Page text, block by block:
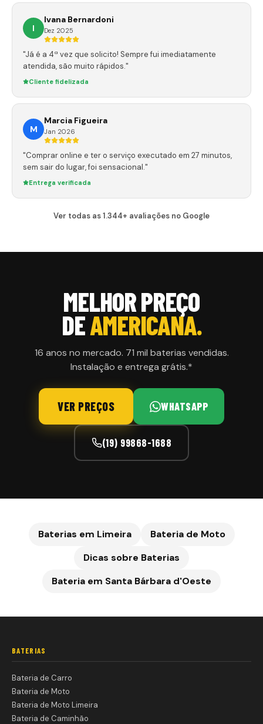
I
Ivana Bernardoni
Dez 2025
"Já é a 4ª vez que solicito! Sempre fui imediatamente
atendida, são muito rápidos."
Cliente fidelizada
M
Marcia Figueira
Jan 2026
"Comprar online e ter o serviço executado em 27 minutos,
sem sair do lugar, foi sensacional."
Entrega verificada
Ver todas as 1.344+ avaliações no Google
MELHOR PREÇO
DEAMERICANA.
16 anos no mercado. 71 mil baterias vendidas.
Instalação e entrega grátis.*
VER PREÇOS WHATSAPP
(19) 99868-1688
Baterias em Limeira
Bateria de Moto
Dicas sobre Baterias
Bateria em Santa Bárbara d'Oeste
BATERIAS
Bateria de Carro
Bateria de Moto
Bateria de Moto Limeira
Bateria de Caminhão